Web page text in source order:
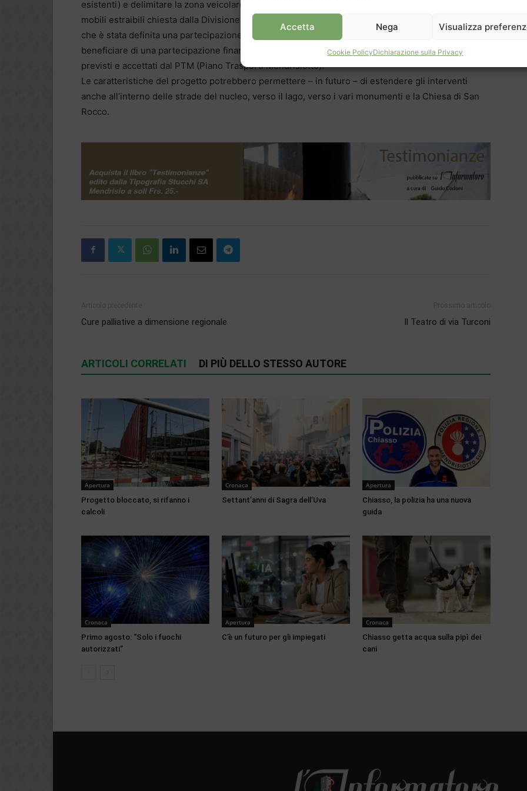
Accetta Nega Visualizza
Cookie PolicyDichiarazione sulla Privacy
esistenti) e delimitare la zona veicolare da quella pedonale (è prevista anche la posa di paletti
mobili estraibili chiesta dalla Divisione delle costruzioni). Quanto ai sussidi, il messaggio indica
che è stata definita una partecipazione cantonale forfettaria pari a 60 mila franchi. Inoltre si potrà
beneficiare di una partecipazione finanziaria di circa 34 mila franchi nell’ambito di interventi
previsti e accettati dal PTM (Piano Trasporti Mendrisiotto).
Le caratteristiche del progetto potrebbero permettere – in futuro – di estendere gli interventi
anche all’interno delle strade del nucleo, verso il lago, verso i vari monumenti e la Chiesa di San
Rocco.
Cure palliative a dimensione regionale Il Teatro di via Turconi
ARTICOLI CORRELATI DI PIÙ DELLO STESSO AUTORE
Apertura
Progetto bloccato, si rifanno i
calcoli
Cronaca
Settant’anni di Sagra dell’Uva
Apertura
Chiasso, la polizia ha una nuova
guida
Cronaca
Primo agosto: “Solo i fuochi
autorizzati”
Apertura
C’è un futuro per gli impiegati
Cronaca
Chiasso getta acqua sulla pipì dei
cani